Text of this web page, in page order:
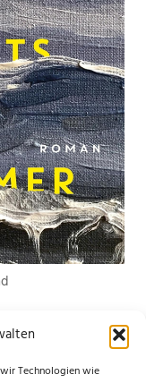
Technologien wie